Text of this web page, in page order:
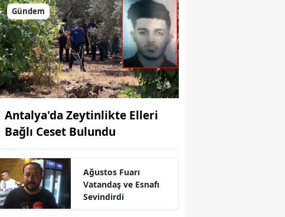
Gündem
Antalya'da Zeytinlikte Elleri
Bağlı Ceset Bulundu
Ağustos Fuarı
Vatandaş ve Esnafı
Sevindirdi